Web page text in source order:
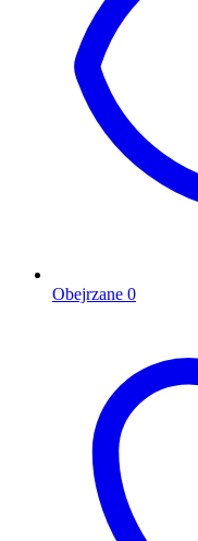
Obejrzane 0